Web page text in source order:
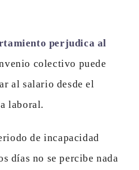
perjudica al
colectivo puede
al salario desde el
laboral.
de incapacidad
días no se percibe nada